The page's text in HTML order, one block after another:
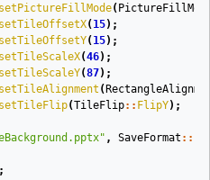
setPictureFillMode(
setTileOffsetX( 15);
setTileOffsetY( 15);
setTileScaleX(46);
setTileScaleY(87);
setTileAlignment (
setTileFlip(TileFlip:: FlipY);
, SaveFormat ::